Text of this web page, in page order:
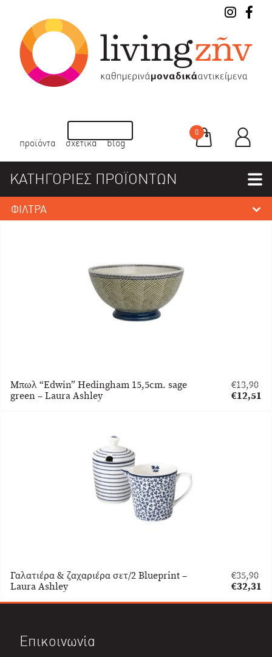
προϊόντα σχετικά blog
0
ΚΑΤΗΓΟΡΙΕΣ ΠΡΟΪΟΝΤΩΝ
ΦΙΛΤΡΑ
Μπωλ “Edwin” Hedingham 15,5cm. sage
green – Laura Ashley
€13,90
Original
€12,51
Γαλατιέρα & ζαχαριέρα σετ/2 Blueprint –
Laura Ashley
€35,90
Original
was:
€32,31
τρέχουσα
Επικοινωνία